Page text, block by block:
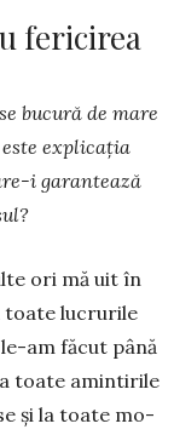
fericirea
bu­cură de mare
este explicația
i garantează
ori mă uit în
toate lucrurile
am făcut până
toate amin­tirile
și la toate mo­